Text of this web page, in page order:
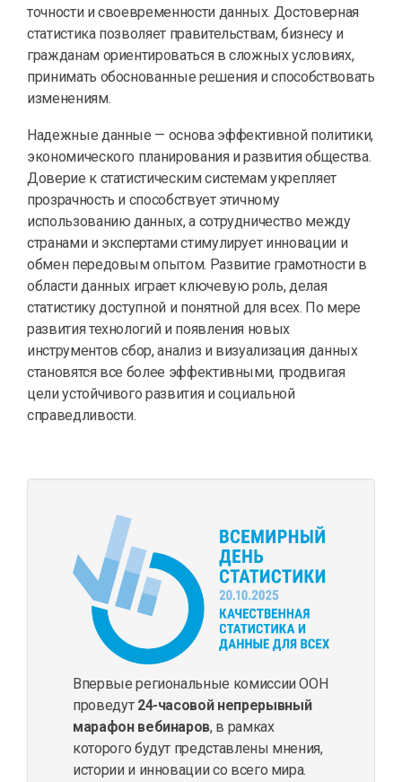
точности и своевременности данных. Достоверная
статистика позволяет правительствам, бизнесу и
гражданам ориентироваться в сложных условиях,
принимать обоснованные решения и способствовать
изменениям.
Надежные данные — основа эффективной политики,
экономического планирования и развития общества.
Доверие к статистическим системам укрепляет
прозрачность и способствует этичному
использованию данных, а сотрудничество между
странами и экспертами стимулирует инновации и
обмен передовым опытом. Развитие грамотности в
области данных играет ключевую роль, делая
статистику доступной и понятной для всех. По мере
развития технологий и появления новых
инструментов сбор, анализ и визуализация данных
становятся все более эффективными, продвигая
цели устойчивого развития и социальной
справедливости.
Впервые региональные комиссии ООН
проведут 24-часовой непрерывный
марафон вебинаров, в рамках
которого будут представлены мнения,
истории и инновации со всего мира.